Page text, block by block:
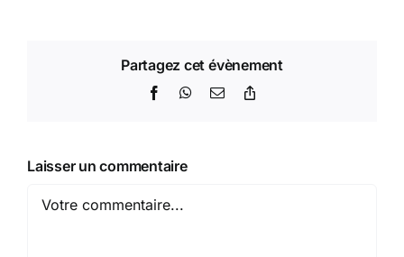
Partagez cet évènement
FacebookWhatsApp
Email
Laisser un commentaire